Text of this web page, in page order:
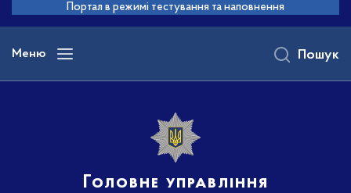
основного
вмісту
Портал в режимі тестування та наповнення
Меню
Головне управління
Пошук